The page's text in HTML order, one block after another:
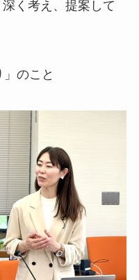
く考え、提案して
のこと